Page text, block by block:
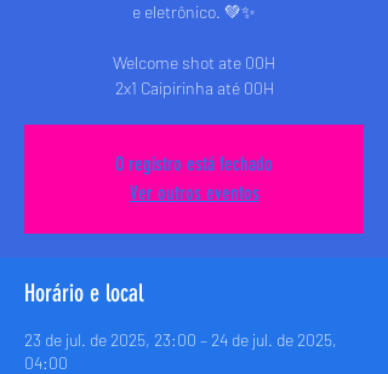
e eletrônico. 💚✨
Welcome shot ate 00H
2x1 Caipirinha até 00H
O registro está fechado
Ver outros eventos
Horário e local
23 de jul. de 2025, 23:00 – 24 de jul. de 2025,
04:00